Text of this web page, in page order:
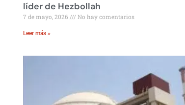
líder de Hezbollah
7 de mayo, 2026 No hay comentarios
Leer más »